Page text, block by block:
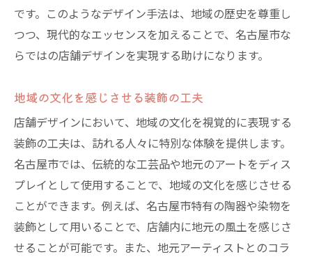
です。このようなデザイン手法は、地域の歴史を尊重し
つつ、現代的なエッセンスを加えることで、名古屋市な
らではの店舗デザインを実現する助けになります。
地域の文化を感じさせる装飾の工夫
店舗デザインにおいて、地域の文化を視覚的に表現する
装飾の工夫は、訪れる人々に特別な体験を提供します。
名古屋市では、伝統的な工芸品や地元のアートをディス
プレイとして使用することで、地域の文化を感じさせる
ことができます。例えば、名古屋市特有の陶器や染物を
装飾として用いることで、店舗内に地元の風土を感じさ
せることが可能です。また、地元アーティストとのコラ